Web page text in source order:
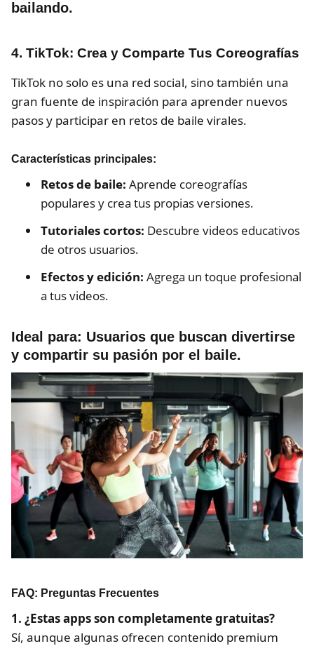
bailando.
4. TikTok: Crea y Comparte Tus Coreografías
TikTok no solo es una red social, sino también una
gran fuente de inspiración para aprender nuevos
pasos y participar en retos de baile virales.
Características principales:
Retos de baile: Aprende coreografías
populares y crea tus propias versiones.
Tutoriales cortos: Descubre videos educativos
de otros usuarios.
Efectos y edición: Agrega un toque profesional
a tus videos.
Ideal para: Usuarios que buscan divertirse
y compartir su pasión por el baile.
FAQ: Preguntas Frecuentes
1. ¿Estas apps son completamente gratuitas?
Sí, aunque algunas ofrecen contenido premium